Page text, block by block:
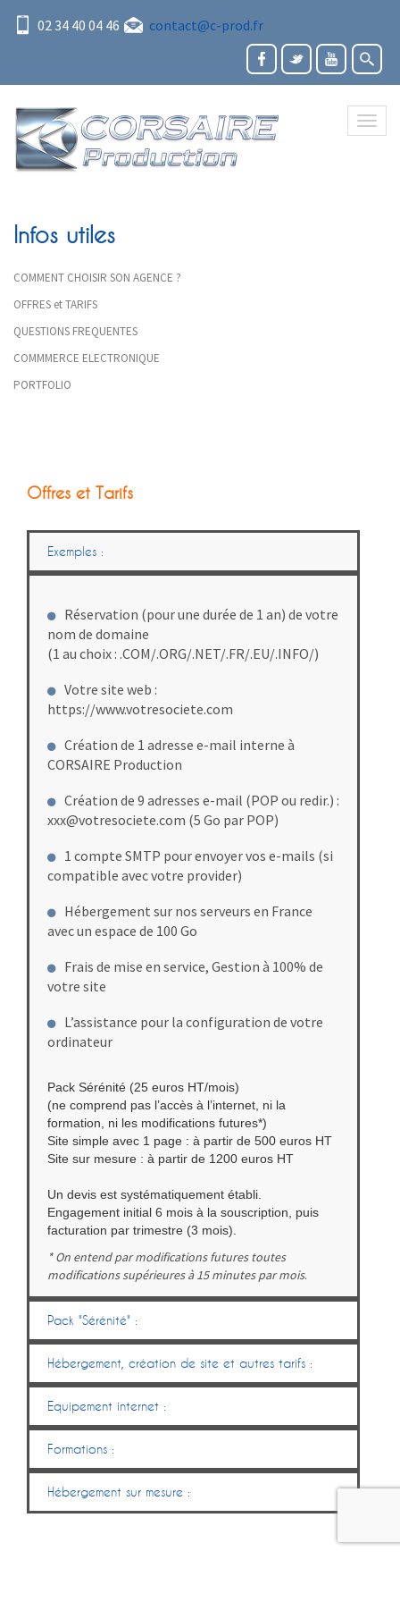
02 34 40 04 46 contact@c-prod.fr
Infos utiles
COMMENT CHOISIR SON AGENCE ?
OFFRES et TARIFS
QUESTIONS FREQUENTES
COMMMERCE ELECTRONIQUE
PORTFOLIO
Offres et Tarifs
Exemples :
Réservation (pour une durée de 1 an) de votre
nom de domaine
(1 au choix : .COM/.ORG/.NET/.FR/.EU/.INFO/)
Votre site web :
https://www.votresociete.com
Création de 1 adresse e-mail interne à
CORSAIRE Production
Création de 9 adresses e-mail (POP ou redir.) :
xxx@votresociete.com (5 Go par POP)
1 compte SMTP pour envoyer vos e-mails (si
compatible avec votre provider)
Hébergement sur nos serveurs en France
avec un espace de 100 Go
Frais de mise en service, Gestion à 100% de
votre site
L’assistance pour la configuration de votre
ordinateur
Pack Sérénité (25 euros HT/mois)
(ne comprend pas l’accès à l’internet, ni la
formation, ni les modifications futures*)
Site simple avec 1 page : à partir de 500 euros HT
Site sur mesure : à partir de 1200 euros HT
Un devis est systématiquement établi.
Engagement initial 6 mois à la souscription, puis
facturation par trimestre (3 mois).
* On entend par modifications futures toutes
modifications supérieures à 15 minutes par mois.
Pack "Sérénité" :
Hébergement, création de site et autres tarifs :
Equipement internet :
Formations :
Hébergement sur mesure :